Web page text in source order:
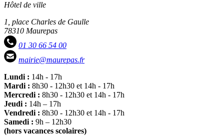
Hôtel de ville
1, place Charles de Gaulle
78310 Maurepas
01 30 66 54 00
mairie@maurepas.fr
Lundi : 14h - 17h
Mardi : 8h30 - 12h30 et 14h - 17h
Mercredi : 8h30 - 12h30 et 14h - 17h
Jeudi : 14h – 17h
Vendredi : 8h30 - 12h30 et 14h - 17h
Samedi : 9h – 12h30
(hors vacances scolaires)